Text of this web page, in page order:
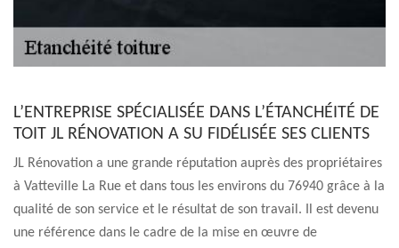
L’ENTREPRISE SPÉCIALISÉE DANS L’ÉTANCHÉITÉ DE
TOIT JL RÉNOVATION A SU FIDÉLISÉE SES CLIENTS
JL Rénovation a une grande réputation auprès des propriétaires
à Vatteville La Rue et dans tous les environs du 76940 grâce à la
qualité de son service et le résultat de son travail. Il est devenu
une référence dans le cadre de la mise en œuvre de